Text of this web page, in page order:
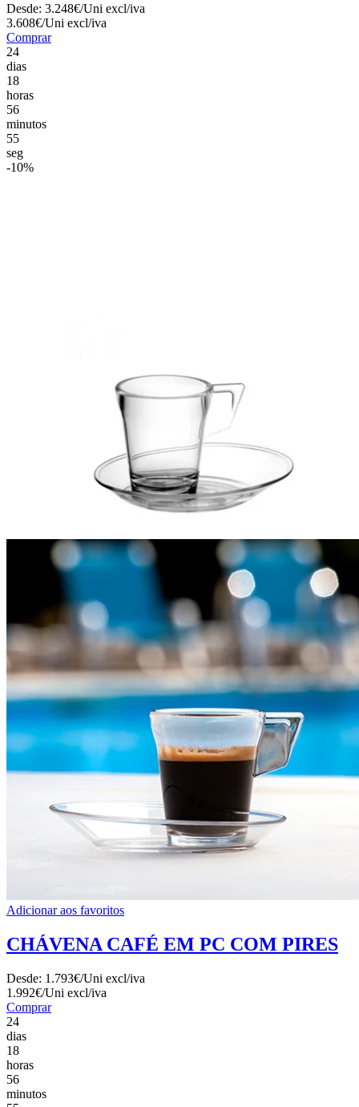
Desde: 3.248€/Uni excl/iva
3.608€/Uni excl/iva
Comprar
24
dias
18
horas
56
minutos
54
seg
-10%
Adicionar aos favoritos
CHÁVENA CAFÉ EM PC COM PIRES
Desde: 1.793€/Uni excl/iva
1.992€/Uni excl/iva
Comprar
24
dias
18
horas
56
minutos